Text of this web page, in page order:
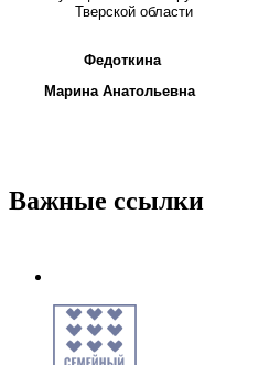
Тверской области
Федоткина
Марина Анатольевна
Важные ссылки